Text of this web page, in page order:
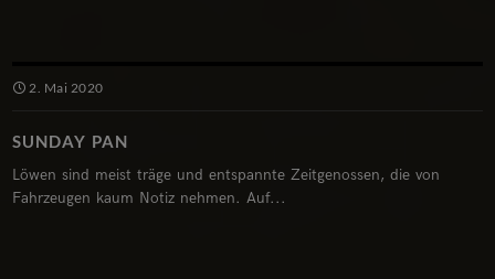
2. Mai 2020
SUNDAY PAN
Löwen sind meist träge und entspannte Zeitgenossen, die von
Fahrzeugen kaum Notiz nehmen. Auf...